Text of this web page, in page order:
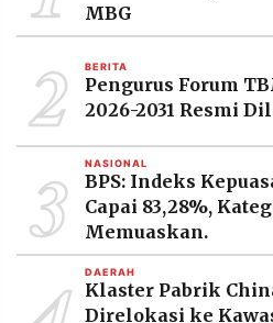
MBG
2 BERITA
Pengurus Forum
2026-2031 Resmi
3 NASIONAL
BPS: Indeks
Capai 83,28%,
Memuaskan.
DAERAH
Klaster Pabrik
Direlokasi ke